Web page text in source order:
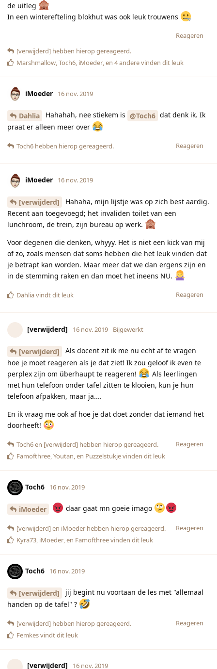
de uitleg
In een winterefteling blokhut was ook leuk trouwens
Reageren
[verwijderd] hebben hierop gereageerd.
Marshmallow,Toch6, iMoeder, en 4anderevinden dit leuk
iMoeder 16 nov. 2019
Dahlia Hahahah, nee stiekem is @Toch6 dat denk ik. Ik
praat er alleen meer over
Reageren
Toch6 hebben hierop gereageerd.
iMoeder 16 nov. 2019
[verwijderd]
Hahaha, mijn lijstje was op zich best aardig.
Recent aan toegevoegd; het invaliden toilet van een
lunchroom, de trein, zijn bureau op werk.
Voor degenen die denken, whyyy. Het is niet een kick van mij
of zo, zoals mensen dat soms hebben die het leuk vinden dat
je betrapt kan worden. Maar meer dat we dan ergens zijn en
in de stemming raken en dan moet het ineens NU.
Reageren
Dahliavindt dit leuk
[verwijderd] 16 nov. 2019 Bijgewerkt
[verwijderd]
Als docent zit ik me nu echt af te vragen
hoe je moet reageren als je dat ziet! Ik zou geloof ik even te
perplex zijn om überhaupt te reageren!
Als leerlingen
met hun telefoon onder tafel zitten te klooien, kun je hun
telefoon afpakken, maar ja....
En ik vraag me ook af hoe je dat doet zonder dat iemand het
doorheeft!
Reageren
Toch6en [verwijderd] hebben hierop gereageerd.
Famofthree,Youtan, en Puzzelstukjevinden dit leuk
Toch6 16 nov. 2019
iMoeder daar gaat mn goeie imago
Reageren
[verwijderd]en iMoeder hebben hierop gereageerd.
Kyra73, iMoeder, en Famofthreevinden dit leuk
Toch6 16 nov. 2019
[verwijderd]
jij begint nu voortaan de les met "allemaal
handen op de tafel" ?
Reageren
[verwijderd] hebben hierop gereageerd.
Femkesvindt dit leuk
[verwijderd] 16 nov. 2019